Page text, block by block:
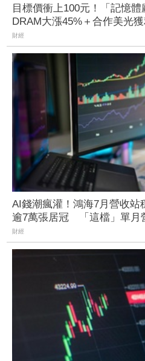
目標價衝上100元！「記憶
DRAM大漲45%＋合作美光
財經
AI錢潮瘋灌！鴻海7月營收站
逾7萬張居冠 「這檔」單月
夕吸買氣
財經